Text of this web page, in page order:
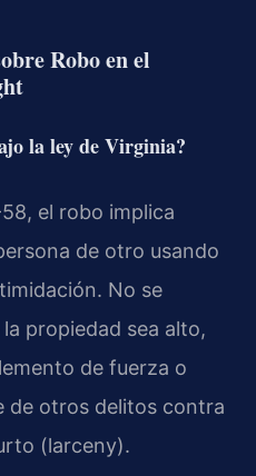
Robo en el
la ley de Virginia?
el robo implica
de otro usando
No se
propiedad sea alto,
de fuerza o
de otros delitos contra
(larceny).